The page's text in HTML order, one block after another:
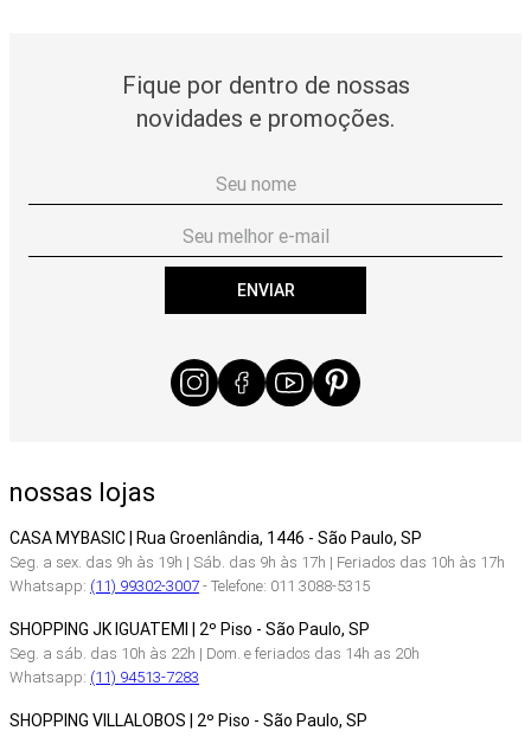
Fique por dentro de nossas
novidades e promoções.
ENVIAR
nossas lojas
CASA MYBASIC | Rua Groenlândia, 1446 - São Paulo, SP
Seg. a sex. das 9h às 19h | Sáb. das 9h às 17h | Feriados das 10h às 17h
Whatsapp: (11) 99302-3007- Telefone: 011 3088-5315
SHOPPING JK IGUATEMI | 2º Piso - São Paulo, SP
Seg. a sáb. das 10h às 22h | Dom. e feriados das 14h as 20h
Whatsapp: (11) 94513-7283
SHOPPING VILLALOBOS | 2º Piso - São Paulo, SP